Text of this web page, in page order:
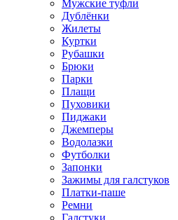
Мужские туфли
Дублёнки
Жилеты
Куртки
Рубашки
Брюки
Парки
Плащи
Пуховики
Пиджаки
Джемперы
Водолазки
Футболки
Запонки
Зажимы для галстуков
Платки-паше
Ремни
Галстуки